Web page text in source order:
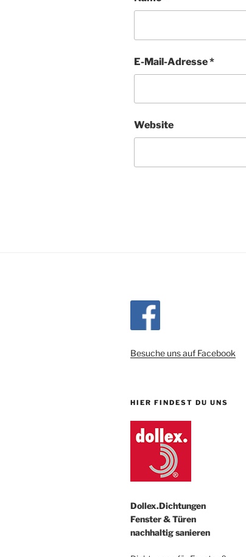
E-Mail-Adresse*
Website
Besuche uns auf Facebook
HIER FINDEST DU UNS
Dollex.Dichtungen
Fenster & Türen
nachhaltig sanieren